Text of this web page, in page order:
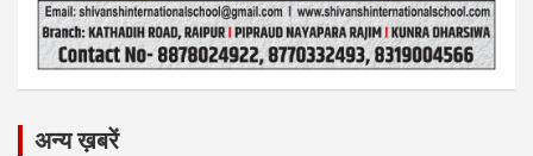
अन्य ख़बरें